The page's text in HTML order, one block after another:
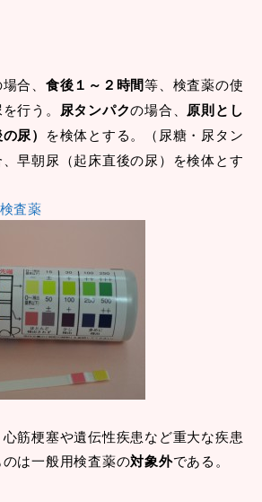
合、 食後１～２時間等、検査薬の使
行う。 尿タンパクの場合、 原則とし
尿） を検体とする。（尿糖・尿タン
早朝尿（起床直後の尿）を検体とす
査薬
梗塞や遺伝性疾患など重大な疾患
は一般用検査薬の対象外である。